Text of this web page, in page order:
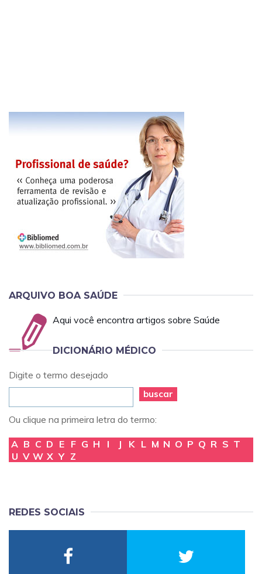
ARQUIVO BOA SAÚDE
Aqui você encontra artigos sobre Saúde
DICIONÁRIO MÉDICO
Digite o termo desejado
buscar
Ou clique na primeira letra do termo:
A B C D E F G H I J K L M N O P Q R S T
U V W X Y Z
REDES SOCIAIS